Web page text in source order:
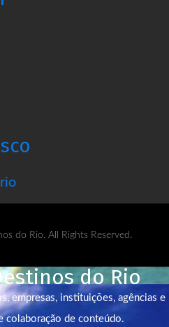
do Rio. All Rights Reserved.
do Rio
empresas, instituições, agências e
colaboração de conteúdo.